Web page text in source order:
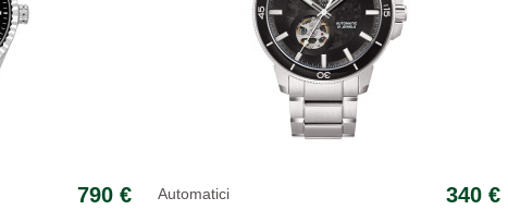
790 € Automatici 340 €